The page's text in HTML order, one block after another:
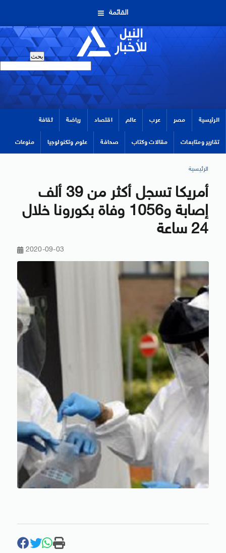
القائمة
الرئيسية مصر عرب عالم اقتصاد رياضة ثقافة
تقارير ومتابعات مقالات وكتاب صحافة علوم وتكنولوجيا منوعات
الرئيسية
أمريكا تسجل أكثر من 39 ألف
إصابة و1056 وفاة بكورونا خلال
24 ساعة
2020-09-03